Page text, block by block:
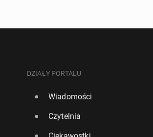
DZIAŁY PORTALU
Wiadomości
Czytelnia